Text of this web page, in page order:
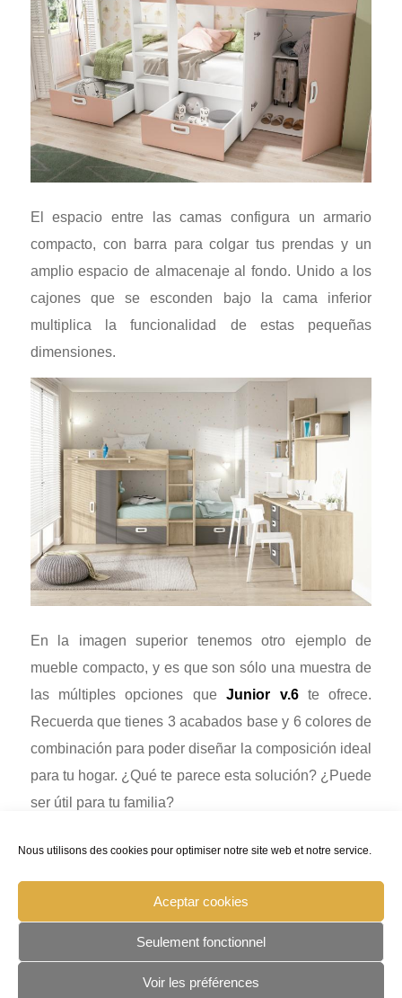
Nous utilisons des cookies pour optimiser notre site web et notre service.
Aceptar cookies
Seulement fonctionnel
Voir les préférences
El espacio entre las camas configura un armario
compacto, con barra para colgar tus prendas y un
amplio espacio de almacenaje al fondo. Unido a los
cajones que se esconden bajo la cama inferior
multiplica la funcionalidad de estas pequeñas
dimensiones.
En la imagen superior tenemos otro ejemplo de
mueble compacto, y es que son sólo una muestra de
las múltiples opciones queJunior v.6te ofrece.
Recuerda que tienes 3 acabados base y 6 colores de
combinación para poder diseñar la composición ideal
para tu hogar. ¿Qué te parece esta solución? ¿Puede
ser útil para tu familia?